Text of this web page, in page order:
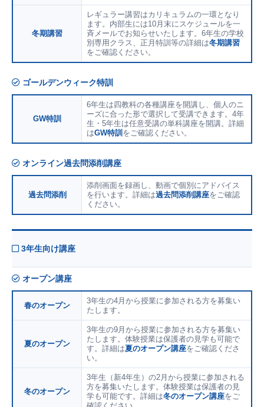
冬期講習
レギュラー講習はカリキュラムの一環となり
ます。内部生には10月末にスケジュールを一
斉メールでお知らせいたします。6年生の学校
別専用クラス、正月特訓等の詳細は冬期講習
をご確認ください。
ゴールデンウィーク特訓
GW特訓
6年生は四教科の各種講座を開講し、個人のニ
ーズに合った形で選択して受講できます。4年
生・5年生は任意受講の単科講座を開講。詳細
はGW特訓 をご確認ください。
オンライン過去問添削講座
過去問添削
添削画面を録画し、動画で個別にアドバイス
を行います。詳細は過去問添削講座をご確認
ください。
3年生向け講座
オープン講座
春のオープン
3年生の4月から授業に参加される方を募集い
たします。
夏のオープン
3年生の9月から授業に参加される方を募集い
たします。体験授業は保護者の見学も可能で
す。詳細は夏のオープン講座をご確認くださ
い。
冬のオープン
3年生（新4年生）の2月から授業に参加される
方を募集いたします。体験授業は保護者の見
学も可能です。詳細は冬のオープン講座をご